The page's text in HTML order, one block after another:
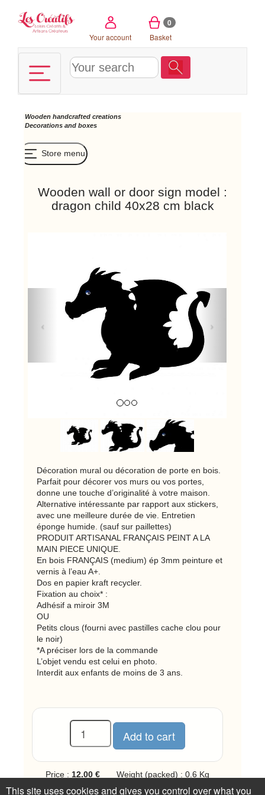
Your account
0
Basket
Wooden handcrafted creations
Decorations and boxes
Store menu
Wooden wall or door sign model :
dragon child 40x28 cm black
Previous
Décoration mural ou décoration de porte en bois.
Parfait pour décorer vos murs ou vos portes,
donne une touche d’originalité à votre maison.
Alternative intéressante par rapport aux stickers,
avec une meilleure durée de vie. Entretien
éponge humide. (sauf sur paillettes)
PRODUIT ARTISANAL FRANÇAIS PEINT A LA
MAIN PIECE UNIQUE.
En bois FRANÇAIS (medium) ép 3mm peinture et
vernis à l’eau A+.
Dos en papier kraft recycler.
Fixation au choix* :
Adhésif a miroir 3M
OU
Petits clous (fourni avec pastilles cache clou pour
le noir)
*A préciser lors de la commande
L’objet vendu est celui en photo.
Interdit aux enfants de moins de 3 ans.
Price : 12.00 € Weight (packed) : 0.6 Kg
This site uses cookies and gives you control over what you